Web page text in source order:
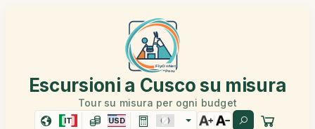
Escursioni a Cusco su misura
Tour su misura per ogni budget
IT USD